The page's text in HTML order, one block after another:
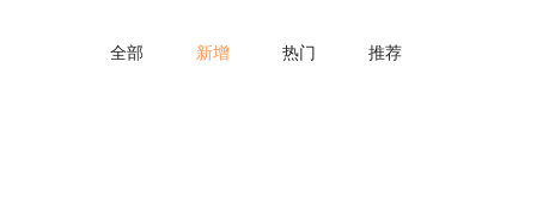
全部 新增 热门 推荐